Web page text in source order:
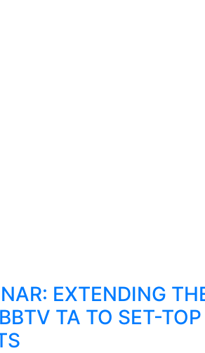
EXTENDING
TA TO SET-TOP